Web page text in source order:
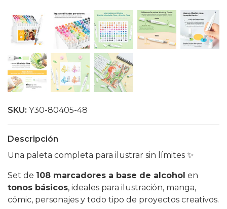
SKU: Y30-80405-48
Descripción
Una paleta completa para ilustrar sin límites ✨
Set de 108 marcadores a base de alcohol en
tonos básicos, ideales para ilustración, manga,
cómic, personajes y todo tipo de proyectos creativos.